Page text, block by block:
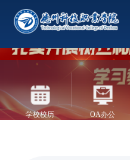
学校校历 OA办公
学
暨
区
老”五
第四
大学
及创
赛在
学
市
为深